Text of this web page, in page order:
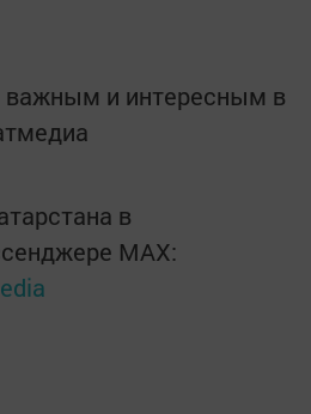
и интересным в
в
MАХ: